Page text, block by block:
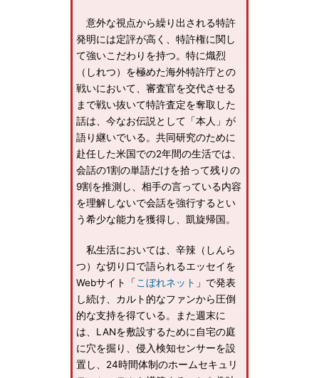
意外な視点から繰り出される特許
発明には定評が高く、特許権に関し
て強いこだわりを持つ。特に熾烈
（しれつ）を極めた海外特許庁との
戦いにおいて、審査官を交代させる
まで戦い抜いて特許査定を奪取した
話は、今なお伝説として「本人」が
語り継いでいる。共同研究のために
赴任した米国での2年間の生活では、
会話の1割の単語だけを拾って残りの
9割を推測し、相手の言っている内容
を理解しないで会話を強行するとい
う希少な能力を獲得し、凱旋帰国。
私生活においては、辛辣（しんら
つ）な切り口で語られるエッセイを
Webサイト「こぼれネット 」で発表
し続け、カルト的なファンから圧倒
的な支持を得ている。また週末に
は、LANを敷設するために自宅の庭
に穴を掘り、侵入検知センサーを設
置し、24時間体制のホームセキュリ